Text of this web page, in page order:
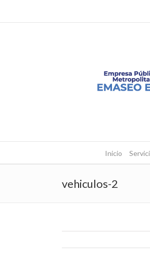
Inicio
vehiculos-2